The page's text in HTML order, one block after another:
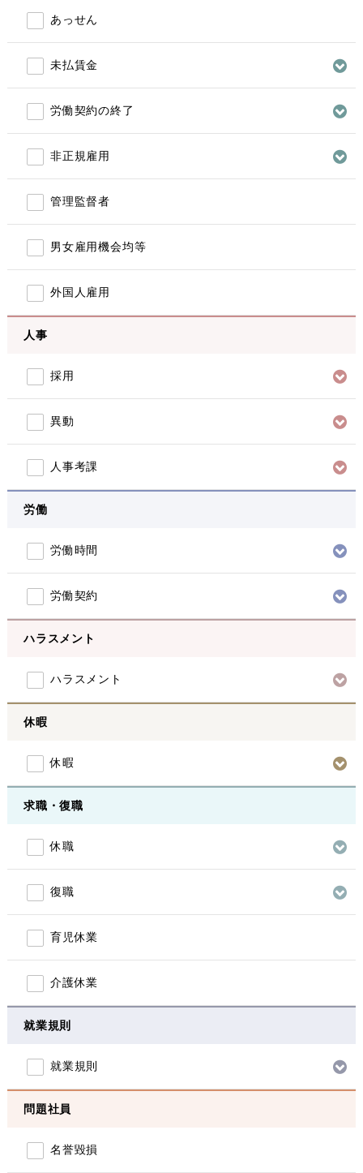
あっせん
未払賃金
労働契約の終了
非正規雇用
管理監督者
男女雇用機会均等
外国人雇用
人事
採用
異動
人事考課
労働
労働時間
労働契約
ハラスメント
ハラスメント
休暇
休暇
求職・復職
休職
復職
育児休業
介護休業
就業規則
就業規則
問題社員
名誉毀損